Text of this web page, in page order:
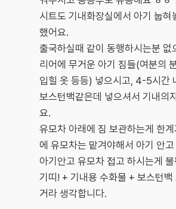
시트도 기내화장실에서 아기 눕혀
했어요.
출국하실때 같이 동행하시는분 없
리어에 무거운 아기 짐들(여분의
입힐 옷 등등) 넣으시고, 4-5시간
보스턴백같은데 넣으셔서 기내의
요.
유모차 아래에 짐 보관하는게 한
에 유모차는 맡겨야해서 아기 안
아기안고 유모차 접고 하시는게
기띠! + 기내용 수화물 + 보스턴백
거라 생각합니다.